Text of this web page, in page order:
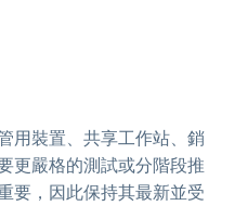
用裝置、共享工作站、銷
更嚴格的測試或分階段推
要，因此保持其最新並受